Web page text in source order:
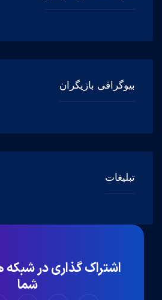
بیوگرافی بازیگران
تبلیغات
اشتراک گذاری در
شما